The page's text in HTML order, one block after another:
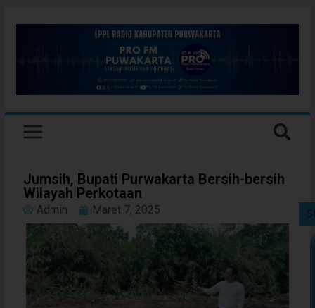
Jumsih, Bupati Purwakarta Bersih-bersih
Wilayah Perkotaan
Admin Maret 7, 2025